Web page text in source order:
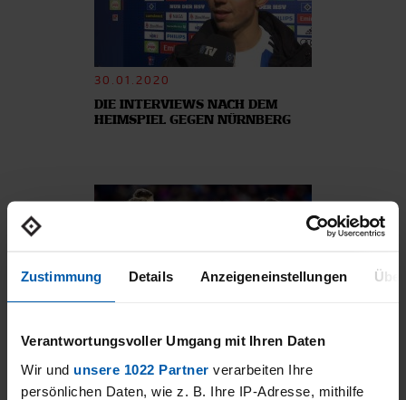
Zustimmung Details Anzeigeneinstellungen
Verantwortungsvoller Umgang mit Ihren Daten
Wir und unsere 1022 Partner verarbeiten Ihre
persönlichen Daten, wie z. B. Ihre IP-Adresse, mithilfe
30.01.2020
DIE INTERVIEWS NACH DEM
HEIMSPIEL GEGEN NÜRNBERG
HIGHLIGHTS: FC BASEL - HSV